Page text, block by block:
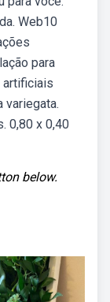
Web10
para
artificiais
variegata.
0,80 x 0,40
below.